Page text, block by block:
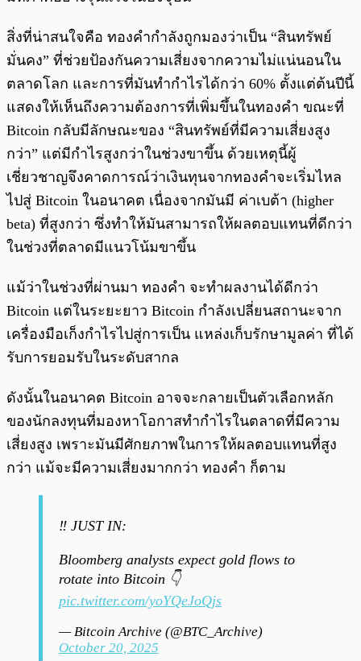
สิ่งที่น่าสนใจคือ ทองคำกำลังถูกมองว่าเป็น “สินทรัพย์
มั่นคง” ที่ช่วยป้องกันความเสี่ยงจากความไม่แน่นอนใน
ตลาดโลก และการที่มันทำกำไรได้กว่า 60% ตั้งแต่ต้นปีนี้
แสดงให้เห็นถึงความต้องการที่เพิ่มขึ้นในทองคำ ขณะที่
Bitcoin กลับมีลักษณะของ “สินทรัพย์ที่มีความเสี่ยงสูง
กว่า” แต่มีกำไรสูงกว่าในช่วงขาขึ้น ด้วยเหตุนี้ผู้
เชี่ยวชาญจึงคาดการณ์ว่าเงินทุนจากทองคำจะเริ่มไหล
ไปสู่ Bitcoin ในอนาคต เนื่องจากมันมี ค่าเบต้า (higher
beta) ที่สูงกว่า ซึ่งทำให้มันสามารถให้ผลตอบแทนที่ดีกว่า
ในช่วงที่ตลาดมีแนวโน้มขาขึ้น
แม้ว่าในช่วงที่ผ่านมา ทองคำ จะทำผลงานได้ดีกว่า
Bitcoin แต่ในระยะยาว Bitcoin กำลังเปลี่ยนสถานะจาก
เครื่องมือเก็งกำไรไปสู่การเป็น แหล่งเก็บรักษามูลค่า ที่ได้
รับการยอมรับในระดับสากล
ดังนั้นในอนาคต Bitcoin อาจจะกลายเป็นตัวเลือกหลัก
ของนักลงทุนที่มองหาโอกาสทำกำไรในตลาดที่มีความ
เสี่ยงสูง เพราะมันมีศักยภาพในการให้ผลตอบแทนที่สูง
กว่า แม้จะมีความเสี่ยงมากกว่า ทองคำ ก็ตาม
‼️ JUST IN:
Bloomberg analysts expect gold flows to
rotate into Bitcoin 👇
pic.twitter.com/yoYQeJoQjs
— Bitcoin Archive (@BTC_Archive)
October 20, 2025